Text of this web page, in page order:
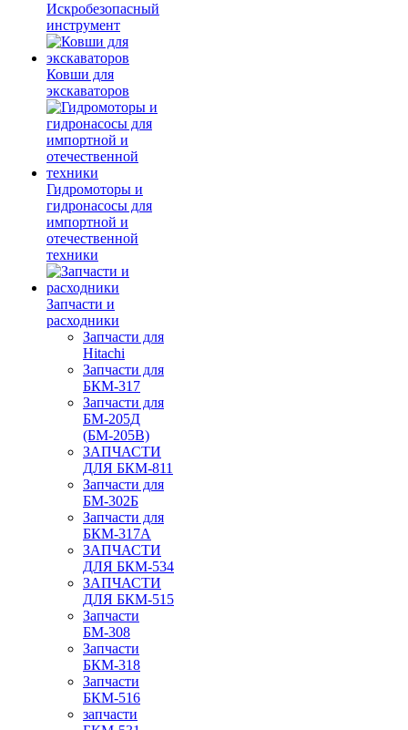
Искробезопасный
инструмент
Ковши для
экскаваторов
Гидромоторы и
гидронасосы для
импортной и
отечественной
техники
Запчасти и
расходники
Запчасти для
Hitachi
Запчасти для
БКМ-317
Запчасти для
БМ-205Д
(БМ-205В)
ЗАПЧАСТИ
ДЛЯ БКМ-811
Запчасти для
БМ-302Б
Запчасти для
БКМ-317А
ЗАПЧАСТИ
ДЛЯ БКМ-534
ЗАПЧАСТИ
ДЛЯ БКМ-515
Запчасти
БМ-308
Запчасти
БКМ-318
Запчасти
БКМ-516
запчасти